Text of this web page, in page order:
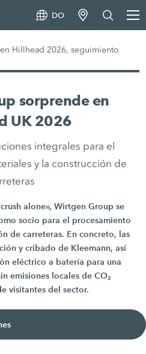
DO
Hillhead 2026, seguimiento
sorprende en
UK 2026
integrales para el
y la construcción de
alone», Wirtgen Group se
socio para el procesamiento
de carreteras. En concreto, las
y cribado de Kleemann, así
eléctrico a batería para una
emisiones locales de CO₂
visitantes del sector.